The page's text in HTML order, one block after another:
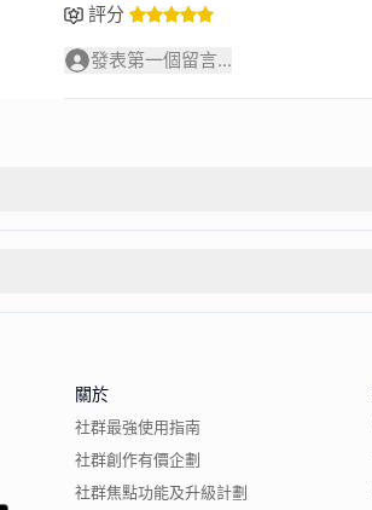
評分
發表第一個留言...
關於
社群最強使用指南
社群創作有價企劃
社群焦點功能及升級計劃